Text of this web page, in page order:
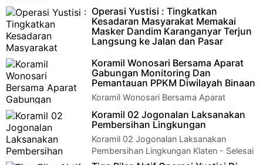
Memutus Penyebaran Virus Covid
19KARANGANYAR - Dalam upaya bersama dari Gugus Tuga…
Operasi Yustisi : Tingkatkan
Kesadaran Masyarakat Memakai
Masker Dandim Karanganyar Terjun
Langsung ke Jalan dan Pasar
Pemberlakuan Pembatasan Kegiatan Masyarakat PPKM sudah
berlangsung 22 hari di Kabupaten Karan…
Koramil Wonosari Bersama Aparat
Gabungan Monitoring Dan
Pemantauan PPKM Diwilayah Binaan
Koramil Wonosari Bersama Aparat
Gabungan Monitoring Dan Pemantauan
PPKM Diwilayah Binaan Klaten - Serda Sri Nuryanto dan…
Koramil 02 Jogonalan Laksanakan
Pembersihan Lingkungan
Koramil 02 Jogonalan Laksanakan
Pembersihan Lingkungan Klaten - Selesai
melaksanakan olahraga bersama anggota Koramil 02…